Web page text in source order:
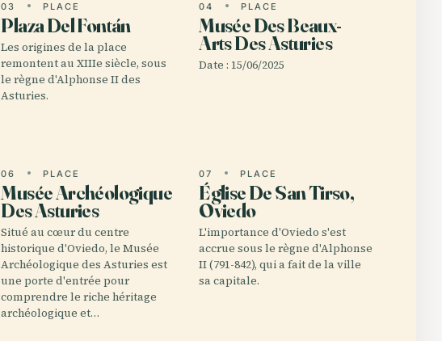
03 PLACE
Plaza Del Fontán
Les origines de la place
remontent au XIIIe siècle, sous
le règne d'Alphonse II des
Asturies.
04 PLACE
Musée Des Beaux-
Arts Des Asturies
Date : 15/06/2025
06 PLACE
Musée Archéologique
Des Asturies
Situé au cœur du centre
historique d'Oviedo, le Musée
Archéologique des Asturies est
une porte d'entrée pour
comprendre le riche héritage
archéologique et…
07 PLACE
Église De San Tirso,
Oviedo
L'importance d'Oviedo s'est
accrue sous le règne d'Alphonse
II (791-842), qui a fait de la ville
sa capitale.